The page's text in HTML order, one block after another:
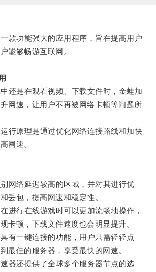
功能强大的应用程序，旨在提高用户
能够畅游互联网。
是在观看视频、下载文件时，金蛙加
网速，让用户不再被网络卡顿等问题所
原理是通过优化网络连接路线和加快
网速。
络延迟较高的区域，并对其进行优
丢包，提高网速和稳定性。
行在线游戏时可以更加流畅地操作，
卡顿，下载文件速度也会明显提升。
一键连接的功能，用户只需轻轻点
最佳的服务器，享受最快的网速。
还提供了全球多个服务器节点的选